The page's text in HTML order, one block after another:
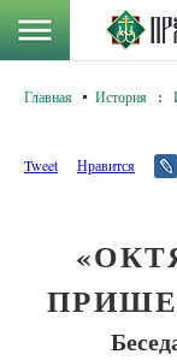
Главная История :
Tweet Нравится